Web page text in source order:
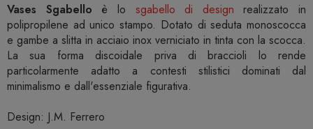
Vases Sgabello è lo sgabello di design realizzato in
polipropilene ad unico stampo. Dotato di seduta monoscocca
e gambe a slitta in acciaio inox verniciato in tinta con la scocca.
La sua forma discoidale priva di braccioli lo rende
particolarmente adatto a contesti stilistici dominati dal
minimalismo e dall'essenziale figurativa.
Design: J.M. Ferrero